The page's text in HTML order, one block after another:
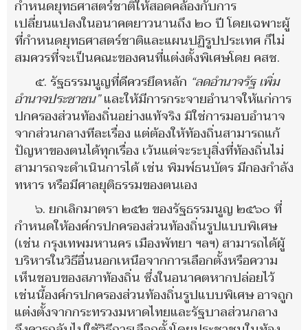
กำหนดยุทธศาสตร์ชาติให้สอดคล้องกับการ
เปลี่ยนแปลงในอนาคตยาวนานถึง๒๐ ปี โดยเฉพาะผู้
ที่กำหนดยุทธศาสตร์ชาติและแผนปฏิรูปประเทศก็ไม่
สมควรที่จะเป็นคณะของคนที่แต่งตั้งพิเศษโดย คสช.
๕. รัฐธรรมนูญที่ดีควรยึดหลัก “ลดอำนาจรัฐ เพิ่ม
อำนาจประชาชน”และให้มีการกระจายอำนาจให้แก่การ
ปกครองส่วนท้องถิ่นอย่างแท้จริง มิใช่การมอบอำนาจ
จากส่วนกลางทีละเรื่อง แต่ต้องให้ท้องถิ่นสามารถแก้
ปัญหาของตนได้ทุกเรื่อง เว้นแต่จะระบุสิ่งที่ท้องถิ่นไม่
สามารถจะดำเนินการได้ เช่น พิมพ์ธนบัตร มีกองกำลัง
ทหาร หรือมีศาลยุติธรรมของตนเอง
๖. ยกเลิกมาตรา ๒๕๒ ของรัฐธรรมนูญ ๒๕๖๐ ที่
กำหนดให้องค์กรปกครองส่วนท้องถิ่นรูปแบบพิเศษ
(เช่น กรุงเทพมหานคร เมืองพัทยา ฯลฯ) สามารถได้ผู้
บริหารในวิธีอื่นนอกเหนือจากการเลือกตั้งหรือความ
เห็นชอบของสภาท้องถิ่น ซึ่งในอนาคตหากปล่อยไว้
เช่นนี้องค์กรปกครองส่วนท้องถิ่นรูปแบบพิเศษ อาจถูก
แต่งตั้งจากกระทรวงมหาดไทยและรัฐบาลส่วนกลาง